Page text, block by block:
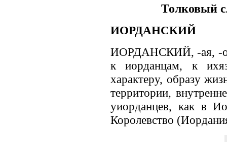
Толковый
ИОРДАНСКИЙ
ИОРДАНСКИЙ, -ая, -
к иорданцам, к
характеру, образу
территории,
уиорданцев, как в
Королевство